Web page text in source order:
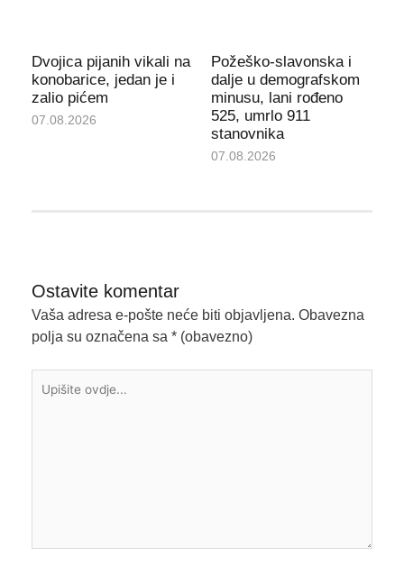
Dvojica pijanih vikali na
konobarice, jedan je i
zalio pićem
07.08.2026
Požeško-slavonska i
dalje u demografskom
minusu, lani rođeno
525, umrlo 911
stanovnika
07.08.2026
Ostavite komentar
Vaša adresa e-pošte neće biti objavljena. Obavezna
polja su označena sa * (obavezno)
ovdje...